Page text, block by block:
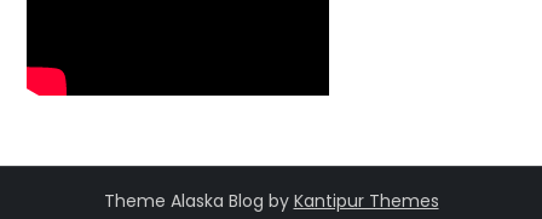
Theme Alaska Blog by Kantipur Themes